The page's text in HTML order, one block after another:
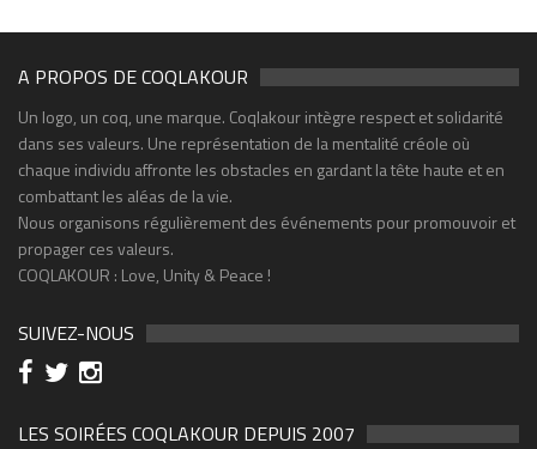
A PROPOS DE COQLAKOUR
Un logo, un coq, une marque. Coqlakour intègre respect et solidarité
dans ses valeurs. Une représentation de la mentalité créole où
chaque individu affronte les obstacles en gardant la tête haute et en
combattant les aléas de la vie.
Nous organisons régulièrement des événements pour promouvoir et
propager ces valeurs.
COQLAKOUR : Love, Unity & Peace !
SUIVEZ-NOUS
LES SOIRÉES COQLAKOUR DEPUIS 2007